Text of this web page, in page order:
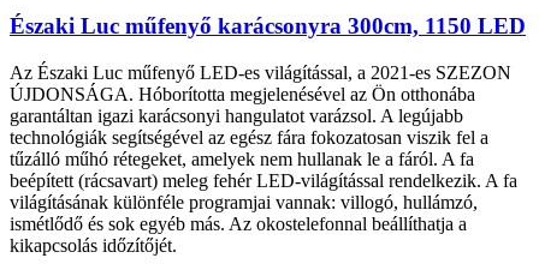
Északi Luc műfenyő karácsonyra 300cm, 1150 LED
Az Északi Luc műfenyő LED-es világítással, a 2021-es SZEZON
ÚJDONSÁGA. Hóborította megjelenésével az Ön otthonába
garantáltan igazi karácsonyi hangulatot varázsol. A legújabb
technológiák segítségével az egész fára fokozatosan viszik fel a
tűzálló műhó rétegeket, amelyek nem hullanak le a fáról. A fa
beépített (rácsavart) meleg fehér LED-világítással rendelkezik. A fa
világításának különféle programjai vannak: villogó, hullámzó,
ismétlődő és sok egyéb más. Az okostelefonnal beállíthatja a
kikapcsolás időzítőjét.